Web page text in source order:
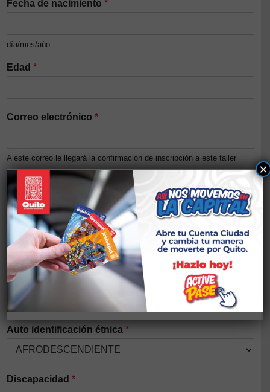
Fecha de nacimiento *
día/mes/año
Edad *
Correo electrónico *
A este correo le llegará la confirmación de inscripción a este taller
Número de cédula/Pasaporte
Nivel de ingresos del núcleo familiar (Opcional)
Género*
Auto identificación étnica *
Discapacidad *
×